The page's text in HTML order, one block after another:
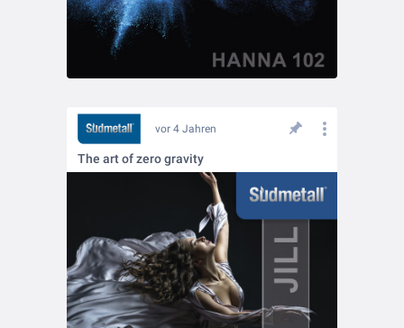
vor 4 Jahren
The art of zero gravity